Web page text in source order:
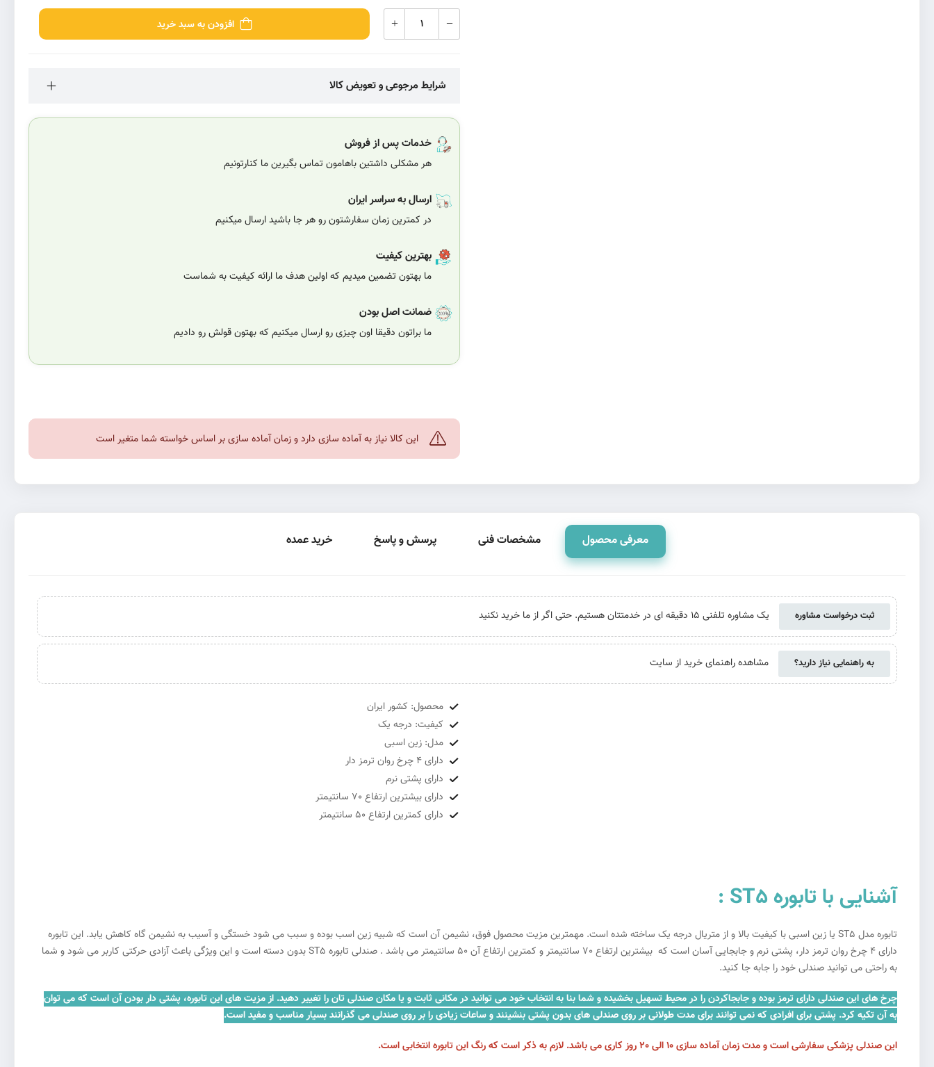
افزودن به سبد خرید
شرایط مرجوعی و تعویض کالا
خدمات پس از فروش
هر مشکلی داشتین باهامون تماس بگیرین ما کنارتونیم
ارسال به سراسر ایران
در کمترین زمان سفارشتون رو هر جا باشید ارسال میکنیم
بهترین کیفیت
ما بهتون تضمین میدیم که اولین هدف ما ارائه کیفیت به شماست
ضمانت اصل بودن
ما براتون دقیقا اون چیزی رو ارسال میکنیم که بهتون قولش رو دادیم
این کالا نیاز به آماده سازی دارد و زمان آماده سازی بر اساس خواسته شما متغیر است
معرفی محصول مشخصات فنی پرسش و پاسخ خرید عمده
ثبت درخواست مشاوره یک مشاوره تلفنی 15 دقیقه ای در خدمتتان هستیم. حتی اگر از ما خرید نکنید
به راهنمایی نیاز دارید؟ مشاهده راهنمای خرید از سایت
محصول: کشور ایران
کیفیت: درجه یک
مدل: زین اسبی
دارای 4 چرخ روان ترمز دار
دارای پشتی‌ نرم
دارای بیشترین ارتفاع 70 سانتیمتر
دارای کمترین ارتفاع 50 سانتیمتر
آشنایی با تابوره ST5 :
تابوره
مدل ST5 یا زین اسبی با کیفیت بالا و از متریال درجه یک ساخته شده است. مهمترین مزیت محصول فوق، نشیمن آن است که شبیه زین اسب بوده و سبب می شود خستگی و آسیب به نشیمن گاه کاهش یابد. این تابوره
دارای 4 چرخ روان ترمز دار، پشتی‌ نرم و جابجایی آسان است که بیشترین ارتفاع 70 سانتیمتر و کمترین ارتفاع آن 50 سانتیمتر می باشد . صندلی تابوره ST5 بدون دسته است و این ویژگی باعث آزادی حرکتی کاربر می شود و شما
به راحتی می توانید صندلی خود را جابه جا کنید.
چرخ های این صندلی دارای ترمز بوده و جابجاکردن را در محیط تسهیل بخشیده و شما بنا به انتخاب خود می توانید در مکانی ثابت و یا مکان صندلی تان را تغییر دهید. از مزیت های این تابوره، پشتی دار بودن آن است که می توان
به آن تکیه کرد. پشتی برای افرادی که نمی توانند برای مدت طولانی بر روی صندلی های بدون پشتی بنشینند و ساعات زیادی را بر روی صندلی می گذرانند بسیار مناسب و مفید است.
اینصندلی پزشکیسفارشی است و مدت زمان آماده سازی 10 الی 20 روز کاری می باشد. لازم به ذکر است که رنگ این تابوره انتخابی است.